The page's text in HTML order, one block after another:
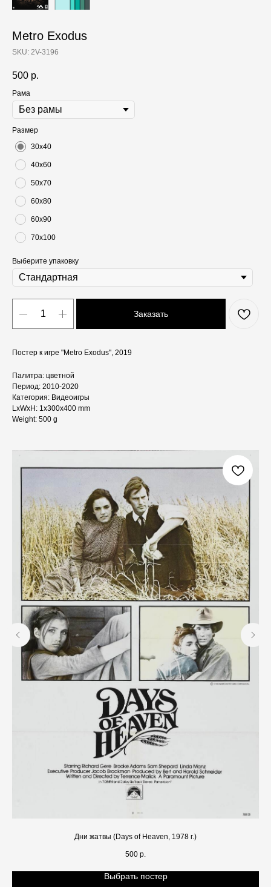
Metro Exodus
SKU: 2V-3196
500 р.
Рама
Размер
30х40
40х60
50х70
60х80
60х90
70х100
Выберите упаковку
Заказать
Постер к игре "Metro Exodus", 2019
Палитра: цветной
Период: 2010-2020
Категория: Видеоигры
LxWxH: 1x300x400 mm
Weight: 500 g
Дни жатвы (Days of Heaven, 1978 г.)
500 р.
Выбрать постер